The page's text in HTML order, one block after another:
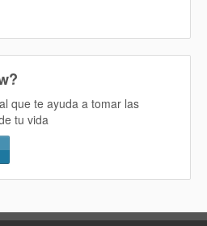
que te ayuda a tomar las
tu vida